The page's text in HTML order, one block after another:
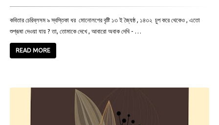
কবিতার চেরিব্লসম ৯ স্বস্তিকা ধর মোনোলগের বৃষ্টি ১৩ ই জ্যৈষ্ঠ , ১৪৩২ চুপ করে থেকেও , এতো
শুশ্রূষা দেওয়া যায় ? তা, তোমাকে দেখে , আবারো অবাক দেখি - …
READ MORE